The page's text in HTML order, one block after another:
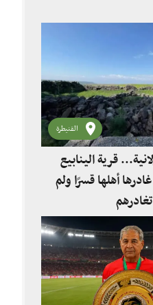
القنيطرة
قرية الينابيع
أهلها قسرًا ولم
تغادرهم